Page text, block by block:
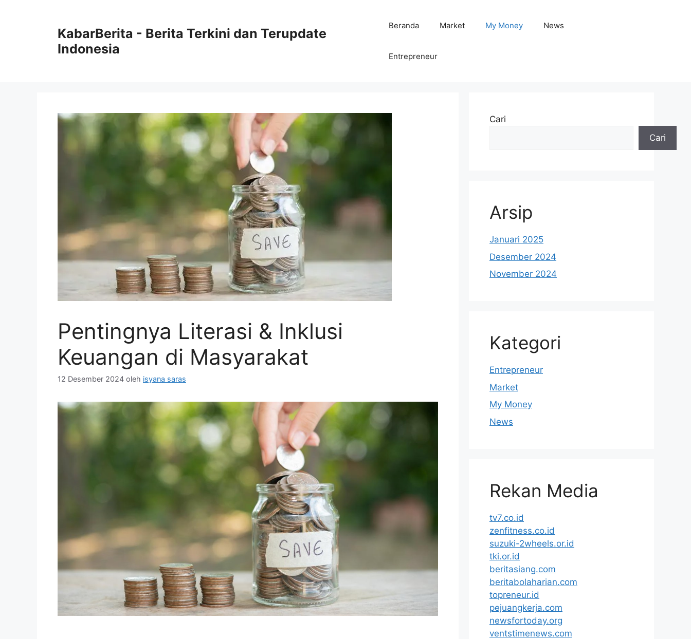
KabarBerita - Berita Terkini dan Terupdate
Indonesia
Beranda Market My Money News
Entrepreneur
Pentingnya Literasi & Inklusi
Keuangan di Masyarakat
12 Desember 2024 oleh isyana saras
Cari
Cari
Arsip
Januari 2025
Desember 2024
November 2024
Kategori
Entrepreneur
Market
My Money
News
Rekan Media
tv7.co.id
zenfitness.co.id
suzuki-2wheels.or.id
tki.or.id
beritasiang.com
beritabolaharian.com
topreneur.id
pejuangkerja.com
newsfortoday.org
ventstimenews.com